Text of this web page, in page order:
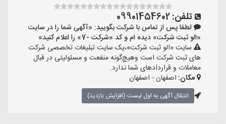
تلفن:09901454602
لطفا پس از تماس با شرکت بگویید: «آگهی شما را در سایت
«الو ثبت شرکت» دیده ام و کد «شرکت -7» را اعلام کنید»
سایت «الو ثبت شرکت»،یک سایت تبلیغات تخصصی شرکت
های ثبت شرکت است وهیچ‌گونه منفعت و مسئولیتی در قبال
معاملات و قراردادهای شما ندارد.
مکان: اصفهان - اصفهان
انتقال آگهی به اول لیست (افزایش بازدید)